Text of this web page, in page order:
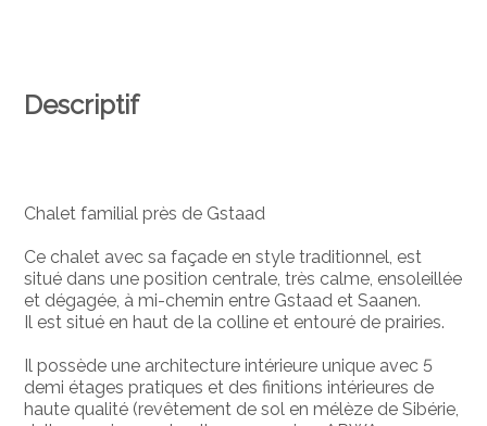
Descriptif
Chalet familial près de Gstaad
Ce chalet avec sa façade en style traditionnel, est
situé dans une position centrale, très calme, ensoleillée
et dégagée, à mi-chemin entre Gstaad et Saanen.
Il est situé en haut de la colline et entouré de prairies.
Il possède une architecture intérieure unique avec 5
demi étages pratiques et des finitions intérieures de
haute qualité (revêtement de sol en mélèze de Sibérie,